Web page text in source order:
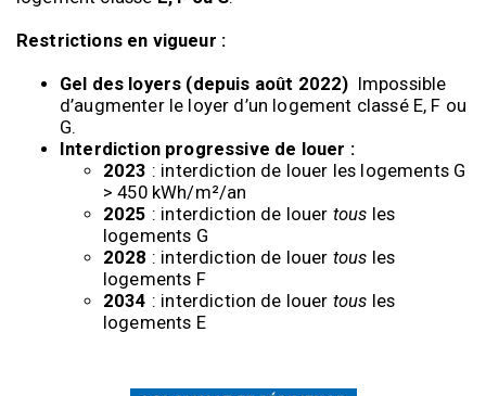
Restrictions en vigueur :
Gel des loyers (depuis août 2022) Impossible
d’augmenter le loyer d’un logement classé E, F ou
G.
Interdiction progressive de louer :
2023 : interdiction de louer les logements G
> 450 kWh/m²/an
2025 : interdiction de louer tous les
logements G
2028 : interdiction de louer tous les
logements F
2034 : interdiction de louer tous les
logements E